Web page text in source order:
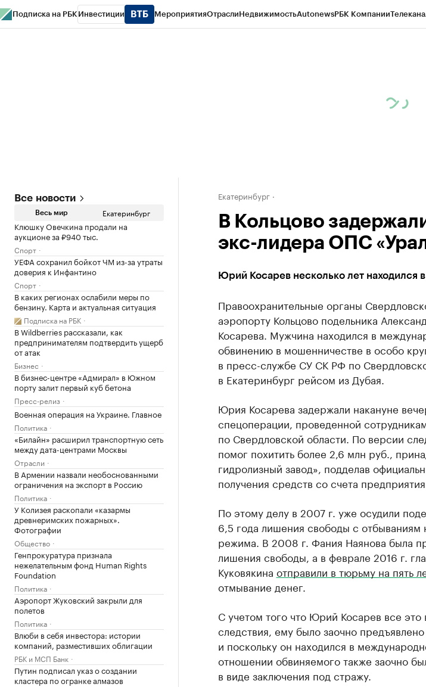
Подписка на РБК Инвестиции МероприятияОтраслиНедвижимостьAutonewsРБК Компании
Все новости
Весь мир Екатеринбург
Клюшку Овечкина продали на
аукционе за ₽940 тыс.
Спорт
УЕФА сохранил бойкот ЧМ из-за утраты
доверия к Инфантино
Спорт
В каких регионах ослабили меры по
бензину. Карта и актуальная ситуация
Подписка на РБК
В Wildberries рассказали, как
предпринимателям подтвердить ущерб
от атак
Бизнес
В бизнес-центре «Адмирал» в Южном
порту залит первый куб бетона
Пресс-релиз
Военная операция на Украине. Главное
Политика
«Билайн» расширил транспортную сеть
между дата-центрами Москвы
Отрасли
В Армении назвали необоснованными
ограничения на экспорт в Россию
Политика
У Колизея раскопали «казармы
древнеримских пожарных».
Фотографии
Общество
Генпрокуратура признала
нежелательным фонд Human Rights
Foundation
Политика
Аэропорт Жуковский закрыли для
полетов
Политика
Влюби в себя инвестора: истории
компаний, разместивших облигации
РБК и МСП Банк
Путин подписал указ о создании
кластера по огранке алмазов
Екатеринбург
В Кольцово
экс-лидера ОПС
Юрий Косарев несколько лет находился
Правоохранительные органы
аэропорту Кольцово подельника
Косарева. Мужчина находился в
обвинению в мошенничестве в особо
в пресс-службе СУ СК РФ по
в Екатеринбург рейсом из Дубая.
Юрия Косарева задержали накануне
спецоперации, проведенной
по Свердловской области. По версии
помог похитить более 2,6 млн руб.,
гидролизный завод», подделав
получения средств со счета предприятия.
По этому делу в 2007 г. уже осудили
6,5 года лишения свободы с отбываниям
режима. В 2008 г. Фания Наянова была
лишения свободы, а в феврале 2016 г.
Куковякина отправили в тюрьму на пять
отмывание денег.
С учетом того что Юрий Косарев все
следствия, ему было заочно
и поскольку он находился в
отношении обвиняемого также заочно
в виде заключения под стражу.